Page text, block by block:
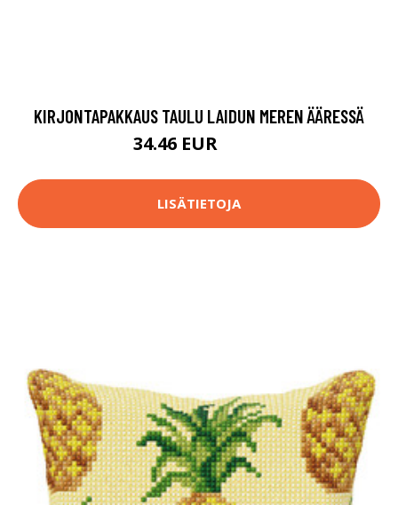
KIRJONTAPAKKAUS TAULU LAIDUN MEREN ÄÄRESSÄ
34.46 EUR
LISÄTIETOJA